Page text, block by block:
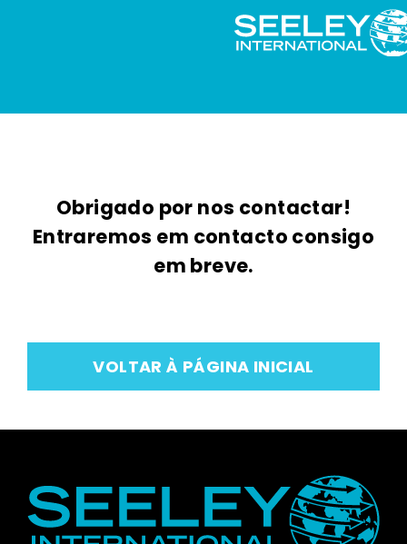
Obrigado por nos contactar!
Entraremos em contacto consigo
em breve.
VOLTAR À PÁGINA INICIAL